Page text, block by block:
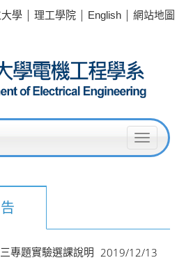
學 | 理工學院 | English | 網站地圖
T
l
e
專題實驗選課說明 2019/12/13